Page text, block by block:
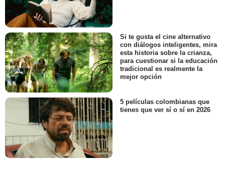
Si te gusta el cine alternativo
con diálogos inteligentes, mira
esta historia sobre la crianza,
para cuestionar si la educación
tradicional es realmente la
mejor opción
5 películas colombianas que
tienes que ver sí o sí en 2026